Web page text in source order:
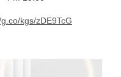
kgs/zDE9TcG